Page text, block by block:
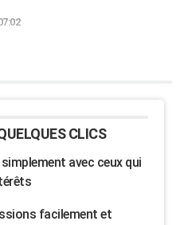
CLICS
avec ceux qui
facilement et